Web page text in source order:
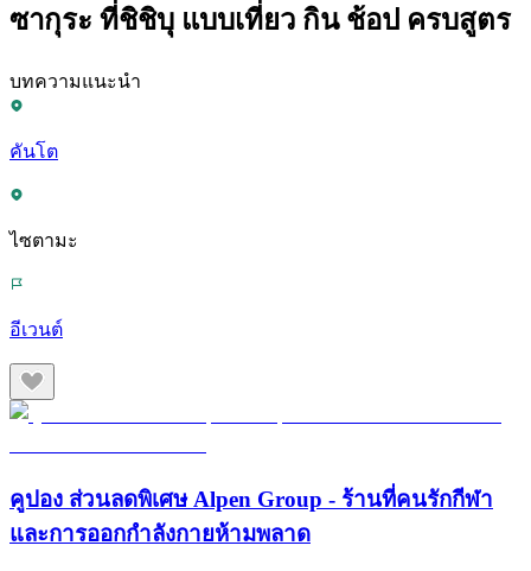
ซากุระ ที่ชิชิบุ แบบเที่ยว กิน ช้อป ครบสูตร
บทความแนะนำ
คันโต
ไซตามะ
อีเวนต์
คูปอง ส่วนลดพิเศษ Alpen Group - ร้านที่คนรักกีฬา
และการออกกำลังกายห้ามพลาด